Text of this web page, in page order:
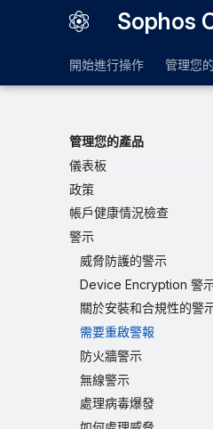
Sophos
開始進行操作 管理您
管理您的產品
儀表板
政策
帳戶健康情況檢查
警示
威脅防護的警示
Device Encryption 警
關於安裝和合規性的警
需要重啟警報
防火牆警示
無線警示
處理病毒爆發